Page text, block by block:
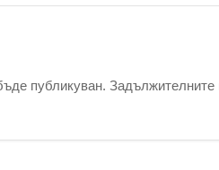
публикуван. Задължителните